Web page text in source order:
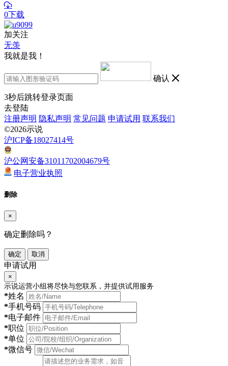
0下载
加关注
无羡
我就是我！
确认
3秒后跳转登录页面
去登陆
注册声明 隐私声明 常见问题 申请试用 联系我们
©2026示说
沪ICP备18027414号
沪公网安备31011702004679号
电子营业执照
删除
×
确定删除吗？
确定 取消
申请试用
×
示说运营小组将尽快与您联系，并提供试用服务
*姓名
*手机号码
*电子邮件
*职位
*单位
*微信号